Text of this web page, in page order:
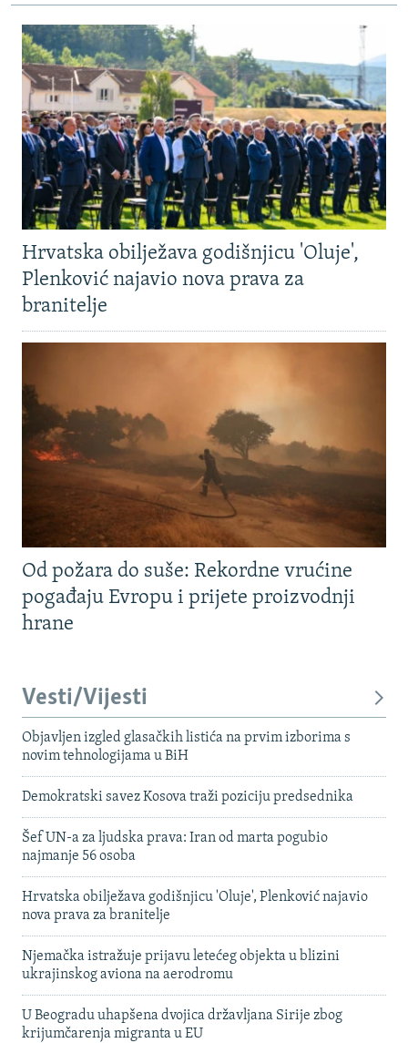
Hrvatska obilježava godišnjicu 'Oluje',
Plenković najavio nova prava za
branitelje
Od požara do suše: Rekordne vrućine
pogađaju Evropu i prijete proizvodnji
hrane
Vesti/Vijesti
Objavljen izgled glasačkih listića na prvim izborima s
novim tehnologijama u BiH
Demokratski savez Kosova traži poziciju predsednika
Šef UN-a za ljudska prava: Iran od marta pogubio
najmanje 56 osoba
Hrvatska obilježava godišnjicu 'Oluje', Plenković najavio
nova prava za branitelje
Njemačka istražuje prijavu letećeg objekta u blizini
ukrajinskog aviona na aerodromu
U Beogradu uhapšena dvojica državljana Sirije zbog
krijumčarenja migranta u EU